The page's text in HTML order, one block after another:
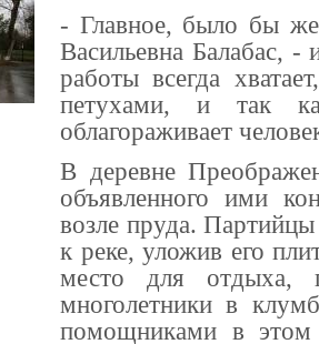
- Главное, было бы
Васильевна Балабас,
работы всегда
петухами, и так
облагораживает
В деревне
объявленного ими
возле пруда.
к реке, уложив его
место для отдыха,
многолетники в
помощниками в